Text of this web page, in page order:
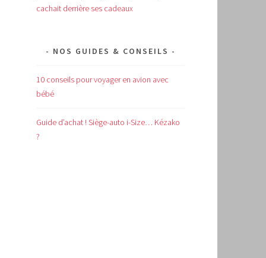
cachait derrière ses cadeaux
NOS GUIDES & CONSEILS
10 conseils pour voyager en avion avec
bébé
Guide d’achat ! Siège-auto i-Size… Kézako
?